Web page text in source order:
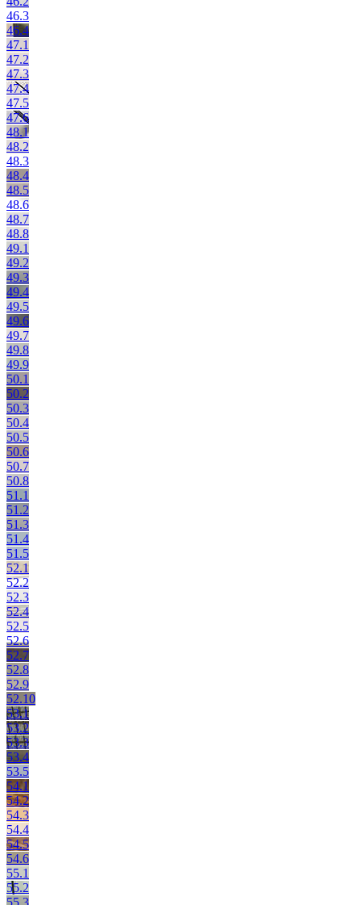
46.3
46.4
47.1
47.2
47.3
47.4
47.5
47.6
48.1
48.2
48.3
48.4
48.5
48.6
48.7
48.8
49.1
49.2
49.3
49.4
49.5
49.6
49.7
49.8
49.9
50.1
50.2
50.3
50.4
50.5
50.6
50.7
50.8
51.1
51.2
51.3
51.4
51.5
52.1
52.2
52.3
52.4
52.5
52.6
52.7
52.8
52.9
52.10
53.1
53.2
53.3
53.4
53.5
54.1
54.2
54.3
54.4
54.5
54.6
55.1
55.2
55.3